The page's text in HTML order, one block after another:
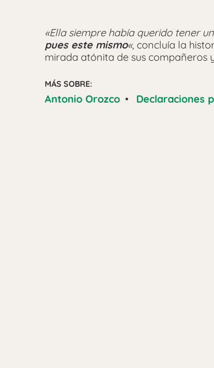
«Ella siempre había querido tener
pues este mismo«, concluía la
mirada atónita de sus compañeros
MÁS SOBRE:
Antonio Orozco • Declaraciones